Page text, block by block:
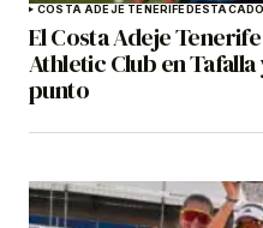
COSTA ADEJE TENERIFE
El Costa Adeje
Athletic Club en
punto